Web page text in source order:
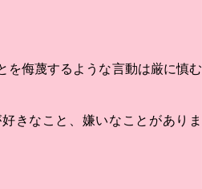
を侮蔑するような言動は厳に慎む
きなこと、嫌いなことがありま